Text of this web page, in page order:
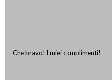
Che bravo! I miei complimenti!